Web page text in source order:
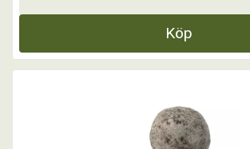
Köp